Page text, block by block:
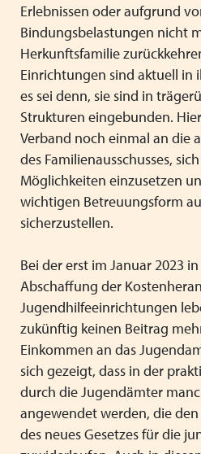
Erlebnissen oder aufgrund
Bindungsbelastungen nicht
Herkunftsfamilie
Einrichtungen sind aktuell in
es sei denn, sie sind in
Strukturen eingebunden.
Verband noch einmal an die
des Familienausschusses,
Möglichkeiten einzusetzen
wichtigen Betreuungsform
sicherzustellen.
Bei der erst im Januar 2023
Abschaffung der
Jugendhilfeeinrichtungen
zukünftig keinen Beitrag
Einkommen an das
sich gezeigt, dass in der
durch die Jugendämter
angewendet werden, die
des neues Gesetzes für die